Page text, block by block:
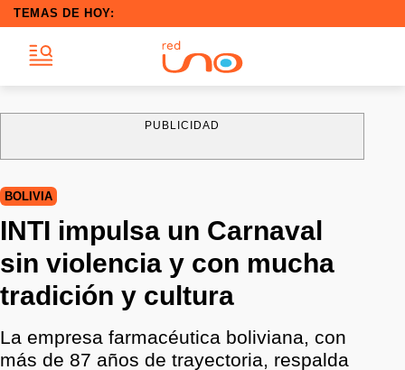
TEMAS DE HOY:
PUBLICIDAD
BOLIVIA
INTI impulsa un Carnaval
sin violencia y con mucha
tradición y cultura
La empresa farmacéutica boliviana, con
más de 87 años de trayectoria, respalda